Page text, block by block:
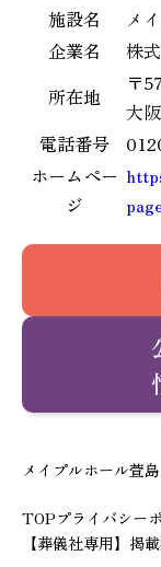
施設名
メ
企業名
株
所在地
〒
大
電話番号
ホームペー
ジ
メイプルホール萱島
TOPプライバシー
【葬儀社専用】掲